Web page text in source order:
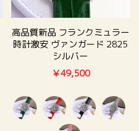
高品質新品 フランクミュラー
時計激安 ヴァンガード 2825
シルバー
￥49,500